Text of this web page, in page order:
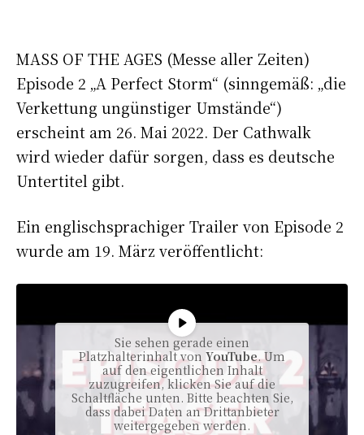
MASS OF THE AGES (Messe aller Zeiten)
Episode 2 „A Perfect Storm“ (sinngemäß: „die
Verkettung ungünstiger Umstände“)
erscheint am 26. Mai 2022. Der Cathwalk
wird wieder dafür sorgen, dass es deutsche
Untertitel gibt.
Ein englischsprachiger Trailer von Episode 2
wurde am 19. März veröffentlicht:
Sie sehen gerade einen
Platzhalterinhalt von YouTube. Um
auf den eigentlichen Inhalt
zuzugreifen, klicken Sie auf die
Schaltfläche unten. Bitte beachten Sie,
dass dabei Daten an Drittanbieter
weitergegeben werden.